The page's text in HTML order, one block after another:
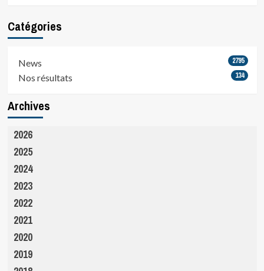
Catégories
News 2795
Nos résultats 134
Archives
2026
2025
2024
2023
2022
2021
2020
2019